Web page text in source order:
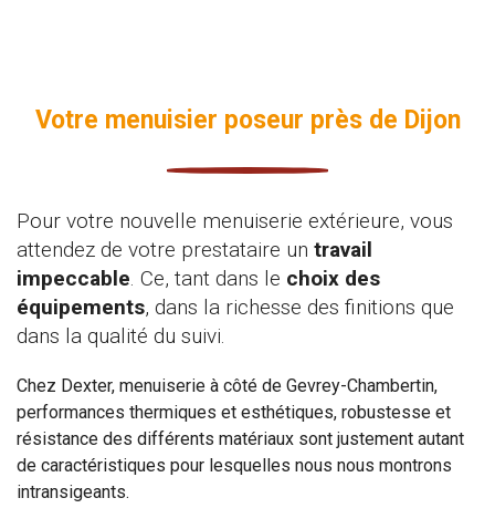
Votre menuisier poseur près de Dijon
Pour votre nouvelle menuiserie extérieure, vous
attendez de votre prestataire un travail
impeccable. Ce, tant dans le choix des
équipements, dans la richesse des finitions que
dans la qualité du suivi.
Chez Dexter, menuiserie à côté de Gevrey-Chambertin,
performances thermiques et esthétiques, robustesse et
résistance des différents matériaux sont justement autant
de caractéristiques pour lesquelles nous nous montrons
intransigeants.